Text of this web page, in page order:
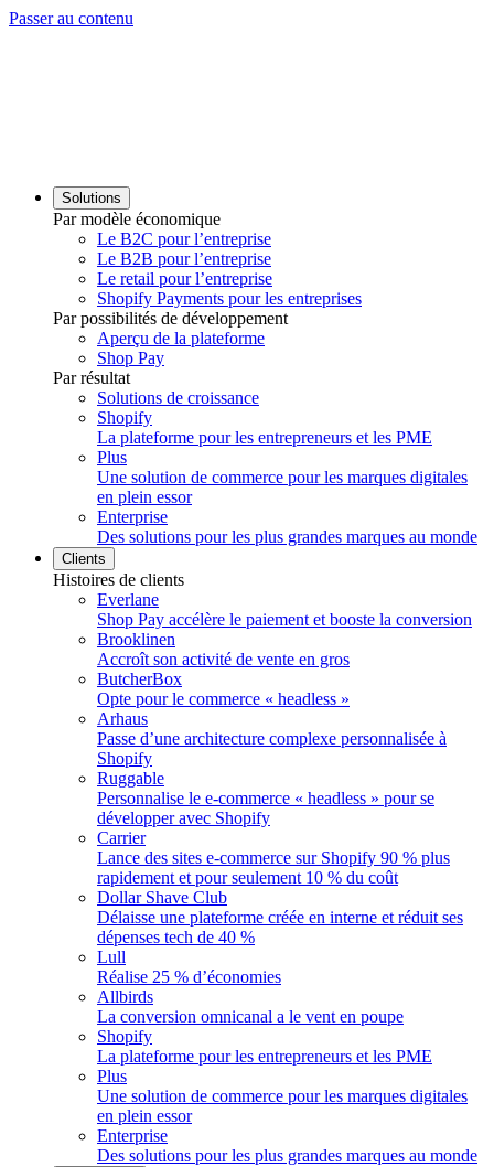
Passer au contenu
Solutions
Par modèle économique
Le B2C pour l’entreprise
Le B2B pour l’entreprise
Le retail pour l’entreprise
Shopify Payments pour les entreprises
Par possibilités de développement
Aperçu de la plateforme
Shop Pay
Par résultat
Solutions de croissance
Shopify
La plateforme pour les entrepreneurs et les PME
Plus
Une solution de commerce pour les marques digitales
en plein essor
Enterprise
Des solutions pour les plus grandes marques au monde
Clients
Histoires de clients
Everlane
Shop Pay accélère le paiement et booste la conversion
Brooklinen
Accroît son activité de vente en gros
ButcherBox
Opte pour le commerce « headless »
Arhaus
Passe d’une architecture complexe personnalisée à
Shopify
Ruggable
Personnalise le e-commerce « headless » pour se
développer avec Shopify
Carrier
Lance des sites e-commerce sur Shopify 90 % plus
rapidement et pour seulement 10 % du coût
Dollar Shave Club
Délaisse une plateforme créée en interne et réduit ses
dépenses tech de 40 %
Lull
Réalise 25 % d’économies
Allbirds
La conversion omnicanal a le vent en poupe
Shopify
La plateforme pour les entrepreneurs et les PME
Plus
Une solution de commerce pour les marques digitales
en plein essor
Enterprise
Des solutions pour les plus grandes marques au monde